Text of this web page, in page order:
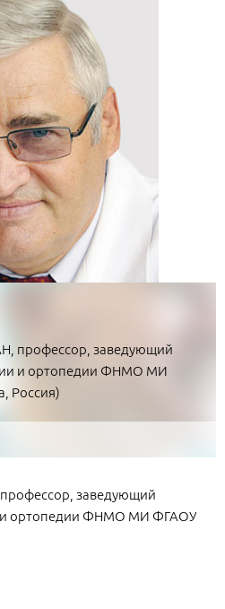
профессор, заведующий
и ортопедии ФНМО МИ
Россия)
заведующий
и ортопедии ФНМО МИ ФГАОУ